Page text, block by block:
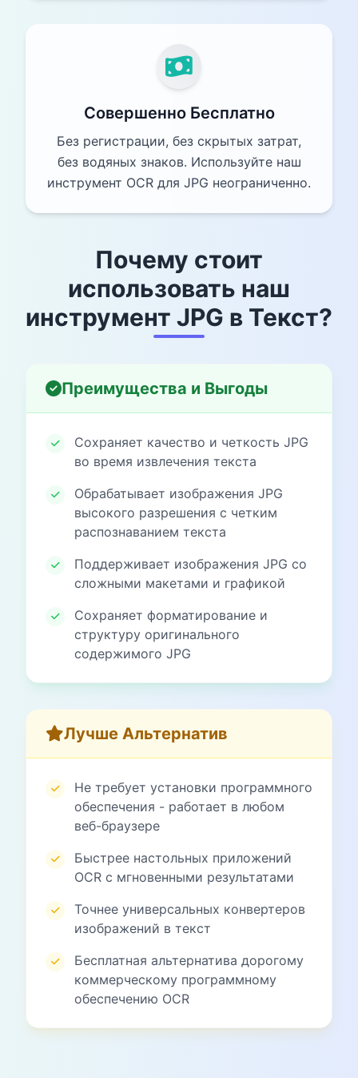
Совершенно Бесплатно
Без регистрации, без скрытых затрат,
без водяных знаков. Используйте наш
инструмент OCR для JPG неограниченно.
Почему стоит
использовать наш
инструмент JPG в Текст?
Преимущества и Выгоды
Сохраняет качество и четкость JPG
во время извлечения текста
Обрабатывает изображения JPG
высокого разрешения с четким
распознаванием текста
Поддерживает изображения JPG со
сложными макетами и графикой
Сохраняет форматирование и
структуру оригинального
содержимого JPG
Лучше Альтернатив
Не требует установки программного
обеспечения - работает в любом
веб-браузере
Быстрее настольных приложений
OCR с мгновенными результатами
Точнее универсальных конвертеров
изображений в текст
Бесплатная альтернатива дорогому
коммерческому программному
обеспечению OCR